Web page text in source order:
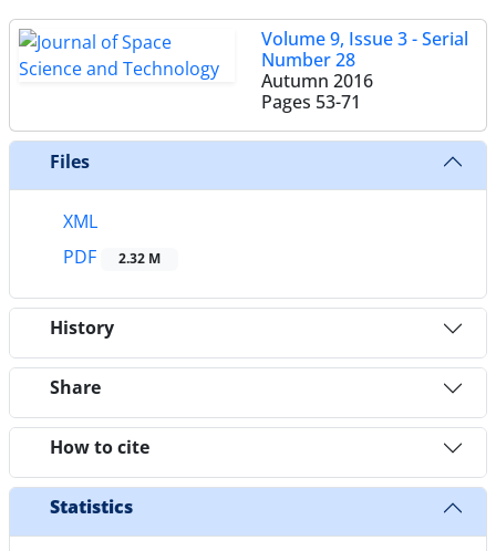
Volume 9, Issue 3 - Serial
Number 28
Autumn 2016
Pages 53-71
Files
XML
PDF
2.32 M
History
Share
How to cite
Statistics